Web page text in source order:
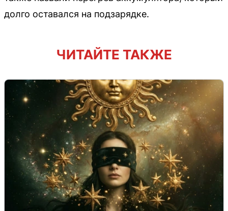
долго оставался на подзарядке.
ЧИТАЙТЕ ТАКЖЕ